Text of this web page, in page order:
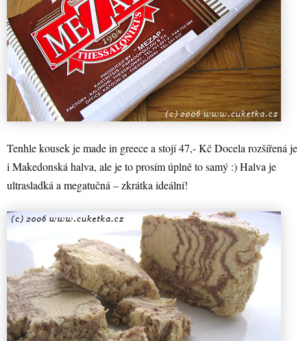
Tenhle kousek je made in greece a stojí 47,- Kč Docela rozšířená je
i Makedonská halva, ale je to prosím úplně to samý :) Halva je
ultrasladká a megatučná – zkrátka ideální!